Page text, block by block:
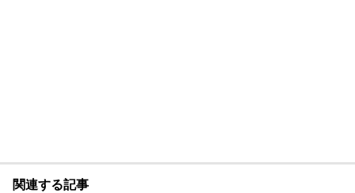
関連する記事